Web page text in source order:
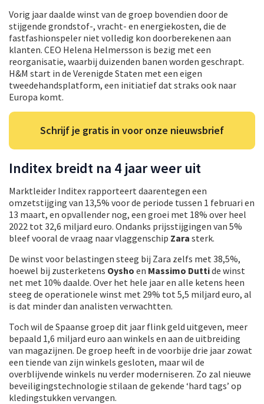
Vorig jaar daalde winst van de groep bovendien door de
stijgende grondstof-, vracht- en energiekosten, die de
fastfashionspeler niet volledig kon doorberekenen aan
klanten. CEO Helena Helmersson is bezig met een
reorganisatie, waarbij duizenden banen worden geschrapt.
H&M start in de Verenigde Staten met een eigen
tweedehandsplatform, een initiatief dat straks ook naar
Europa komt.
Schrijf je gratis in voor onze nieuwsbrief
Inditex breidt na 4 jaar weer uit
Marktleider Inditex rapporteert daarentegen een
omzetstijging van 13,5% voor de periode tussen 1 februari en
13 maart, en opvallender nog, een groei met 18% over heel
2022 tot 32,6 miljard euro. Ondanks prijsstijgingen van 5%
bleef vooral de vraag naar vlaggenschip Zara sterk.
De winst voor belastingen steeg bij Zara zelfs met 38,5%,
hoewel bij zusterketens Oysho en Massimo Duttide winst
net met 10% daalde. Over het hele jaar en alle ketens heen
steeg de operationele winst met 29% tot 5,5 miljard euro, al
is dat minder dan analisten verwachtten.
Toch wil de Spaanse groep dit jaar flink geld uitgeven, meer
bepaald 1,6 miljard euro aan winkels en aan de uitbreiding
van magazijnen. De groep heeft in de voorbije drie jaar zowat
een tiende van zijn winkels gesloten, maar wil de
overblijvende winkels nu verder moderniseren. Zo zal nieuwe
beveiligingstechnologie stilaan de gekende ‘hard tags’ op
kledingstukken vervangen.